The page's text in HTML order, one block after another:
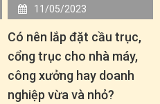
11/05/2023
Có nên lắp đặt cầu trục,
cổng trục cho nhà máy,
công xưởng hay doanh
nghiệp vừa và nhỏ?